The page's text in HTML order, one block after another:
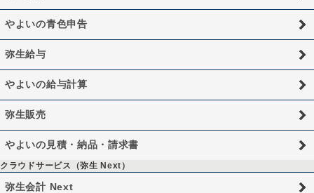
やよいの青色申告
弥生給与
やよいの給与計算
弥生販売
やよいの見積・納品・請求書
クラウドサービス（弥生 Next）
弥生会計 Next